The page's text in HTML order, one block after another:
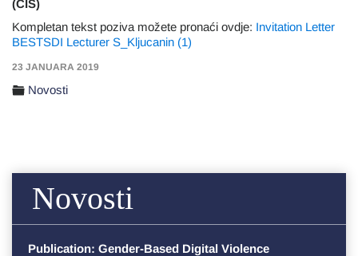
(CIS)
Kompletan tekst poziva možete pronaći ovdje: Invitation Letter
BESTSDI Lecturer S_Kljucanin (1)
23 JANUARA 2019
Novosti
Novosti
Publication: Gender-Based Digital Violence